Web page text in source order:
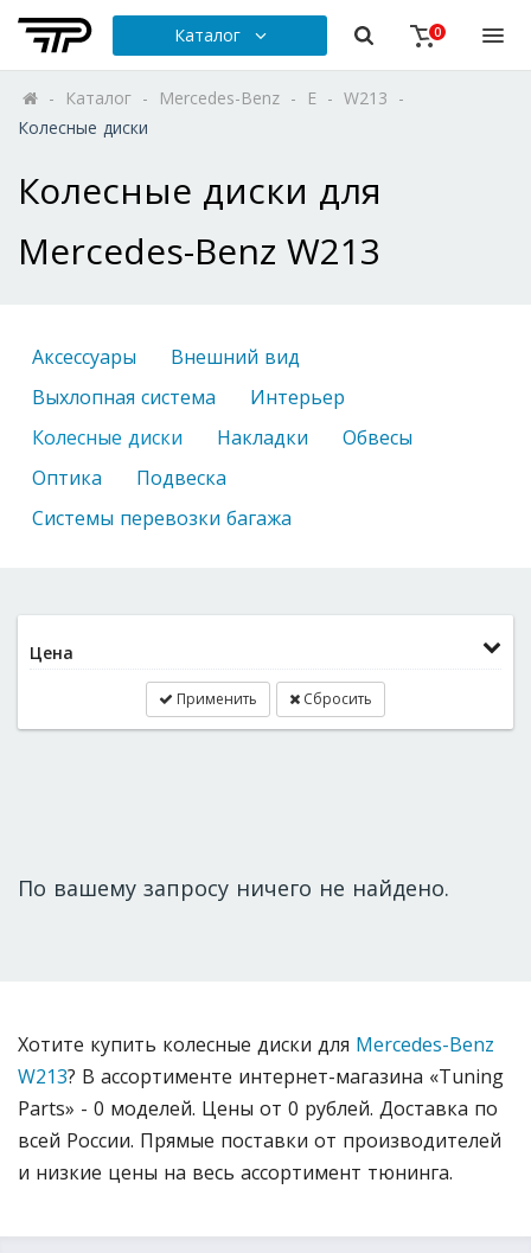
Каталог 0
- Каталог - Mercedes-Benz - E - W213 -
Колесные диски
Колесные диски для
Mercedes-Benz W213
Аксессуары
Внешний вид
Выхлопная система
Интерьер
Колесные диски
Накладки
Обвесы
Оптика
Подвеска
Системы перевозки багажа
Цена
Применить Сбросить
По вашему запросу ничего не найдено.
Хотите купить колесные диски для Mercedes-Benz
W213? В ассортименте интернет-магазина «Tuning
Parts» - 0 моделей. Цены от 0 рублей. Доставка по
всей России. Прямые поставки от производителей
и низкие цены на весь ассортимент тюнинга.